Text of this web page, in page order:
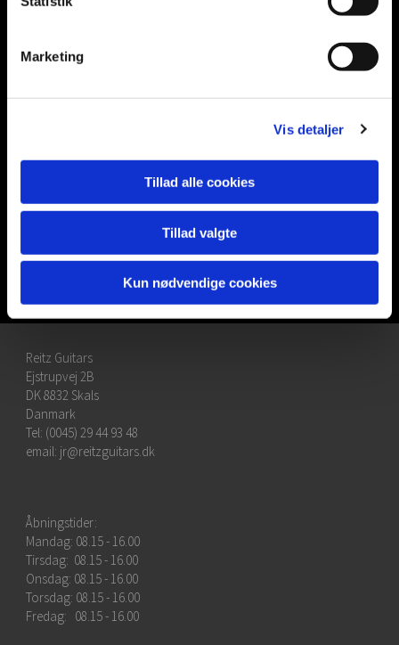
Marketing
Vis detaljer
Tillad alle cookies
Tillad valgte
Kun nødvendige cookies
Strummer
Reitz Guitars
Ejstrupvej 2B
DK 8832 Skals
Danmark
Tel: (0045) 29 44 93 48
email: jr@reitzguitars.dk
Åbningstider:
Mandag: 08.15 - 16.00
Tirsdag: 08.15 - 16.00
Onsdag: 08.15 - 16.00
Torsdag: 08.15 - 16.00
Fredag: 08.15 - 16.00